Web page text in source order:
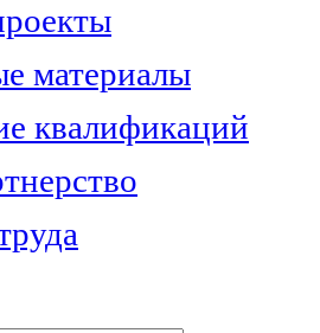
материалы
квалификаций